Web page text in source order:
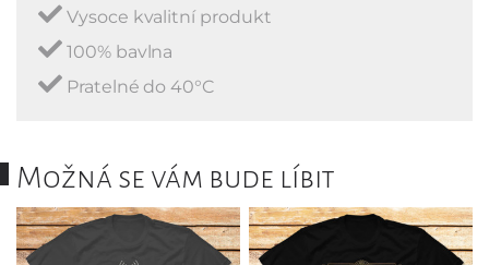
Vysoce kvalitní produkt
100% bavlna
Pratelné do 40°C
Možná se vám bude líbit